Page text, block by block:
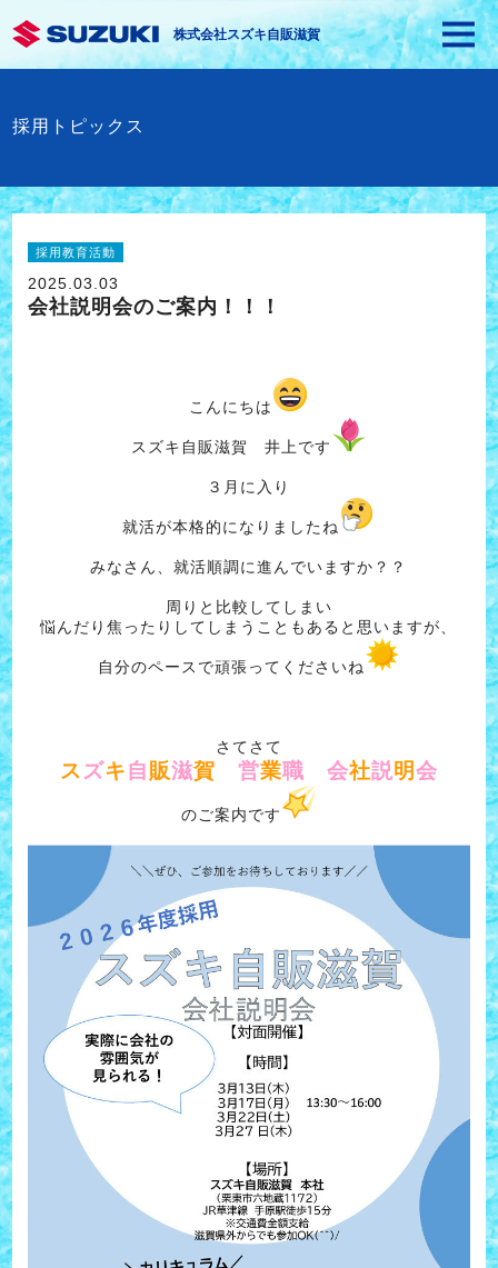
株式会社スズキ自販滋賀
採用トピックス
採用教育活動
2025.03.03
会社説明会のご案内！！！
こんにちは
スズキ自販滋賀 井上です
３月に入り
就活が本格的になりましたね
みなさん、就活順調に進んでいますか？？
周りと比較してしまい
悩んだり焦ったりしてしまうこともあると思いますが、
自分のペースで頑張ってくださいね
さてさて
ス ズキ自販滋賀 営業職 会社説明会
のご案内です